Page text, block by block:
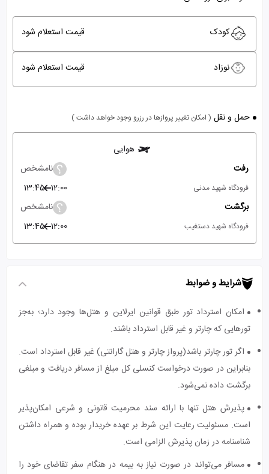
کودک قیمت استعلام شود
نوزاد قیمت استعلام شود
حمل و نقل ( امکان تغییر پروازها در رزرو وجود خواهد داشت )
هوایی
رفت
نامشخص
فرودگاه شهید مدنی 12:00
13:45
برگشت
نامشخص
فرودگاه شهید دستغیب 12:00
13:45
شرایط و ضوابط
امکان استرداد تور طبق قوانین ایرلاین و هتل‌ها وجود دارد؛ به‌جز
تورهایی که چارتر و غیر قابل استرداد باشند.
اگر تور چارتر باشد(پرواز چارتر و هتل گارانتی) غیر قابل استرداد است.
بنابراین در صورت درخواست کنسلی کل مبلغ از مسافر دریافت و مبلغی
برگشت داده نمی‌شود.
پذیرش هتل تنها با ارائه سند محرمیت قانونی و شرعی امکان‌پذیر
است. مسئولیت رعایت این شرط بر عهده خریدار بوده و همراه داشتن
شناسنامه در زمان پذیرش الزامی است.
مسافر می‌تواند در صورت نیاز به بیمه در هنگام سفر تقاضای خود را